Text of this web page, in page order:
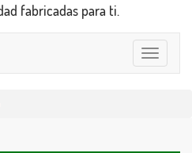
fabricadas para ti.
Toggle
navigation